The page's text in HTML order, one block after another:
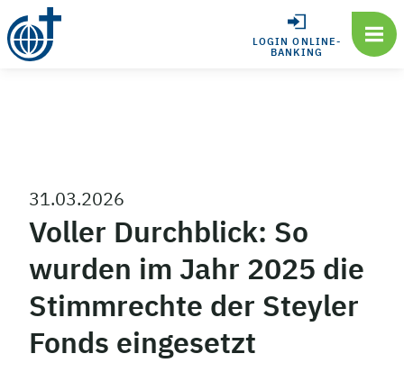
LOGIN ONLINE-
BANKING
31.03.2026
Voller Durchblick: So
wurden im Jahr 2025 die
Stimmrechte der Steyler
Fonds eingesetzt